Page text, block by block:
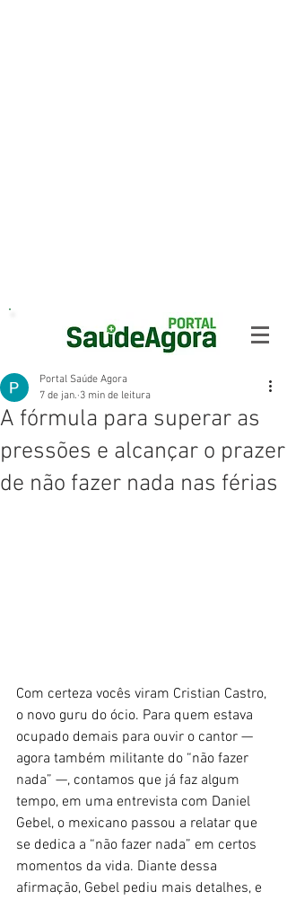
A fórmula para superar as
pressões e alcançar o prazer
de não fazer nada nas férias
Portal Saúde Agora
7 de jan. 3 min de leitura
Com certeza vocês viram Cristian Castro,
o novo guru do ócio. Para quem estava
ocupado demais para ouvir o cantor —
agora também militante do “não fazer
nada” —, contamos que já faz algum
tempo, em uma entrevista com Daniel
Gebel, o mexicano passou a relatar que
se dedica a “não fazer nada” em certos
momentos da vida. Diante dessa
afirmação, Gebel pediu mais detalhes, e